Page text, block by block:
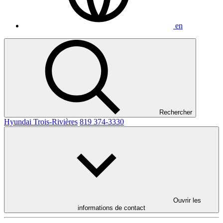
en
Rechercher
Hyundai Trois-Rivières 819 374-3330
Ouvrir les
informations de contact